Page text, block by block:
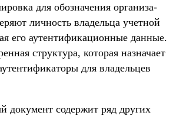
для обоз­начения орга­низа­
лич­ность вла­дель­ца учет­ной
его аутен­тифика­цион­ные дан­ные.
струк­тура, которая наз­нача­ет
для вла­дель­цев
документ содер­жит ряд дру­гих